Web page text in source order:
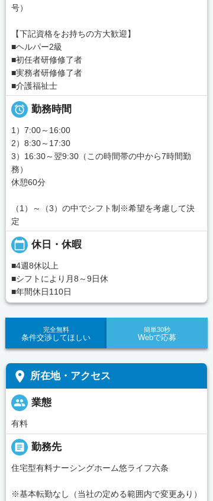
号）
【下記資格をお持ちの方大歓迎】
■ヘルパー2級
■初任者研修修了者
■実務者研修修了者
■介護福祉士
 勤務時間
1）7:00～16:00
2）8:30～17:30
3）16:30～翌9:30（この時間帯の中から7時間勤
務）
休憩60分
（1）～（3）の中でシフト制※希望を考慮して決
定
calendar_today 休日・休暇
■4週8休以上
■シフトにより月8～9日休
■年間休日110日
完全無料
条件交渉してほしい
簡単30秒
Webで応募
place 所在地・アクセス
people 業態
有料
_pin
勤務先
住宅型有料ナーシングホーム悠ライフ六条
※基本転勤なし（当社の定める範囲内で変更あり）